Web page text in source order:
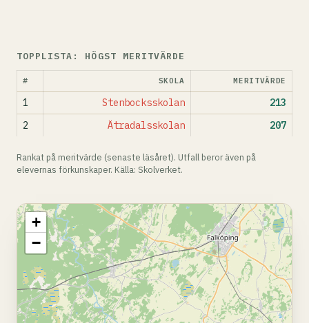
TOPPLISTA: HÖGST MERITVÄRDE
# SKOLA MERITVÄRDE
1 Stenbocksskolan
213
2
Ätradalsskolan 207
Rankat på meritvärde (senaste läsåret). Utfall beror även på
elevernas förkunskaper. Källa: Skolverket.
+
−